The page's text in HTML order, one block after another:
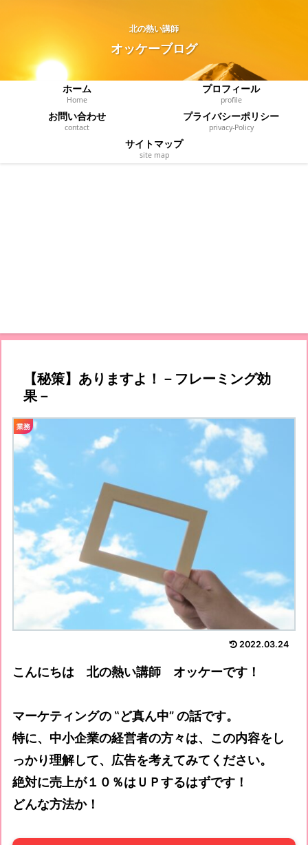
北の熱い講師
オッケーブログ
ホーム
Home
プロフィール
profile
お問い合わせ
contact
プライバシーポリシー
privacy‐Policy
サイトマップ
site map
【秘策】ありますよ！－フレーミング効
果－
業務
2022.03.24
こんにちは 北の熱い講師 オッケーです！
マーケティングの ‟ど真ん中” の話です。
特に、中小企業の経営者の方々は、この内容をし
っかり理解して、広告を考えてみてください。
絶対に売上が１０％はＵＰするはずです！
どんな方法か！